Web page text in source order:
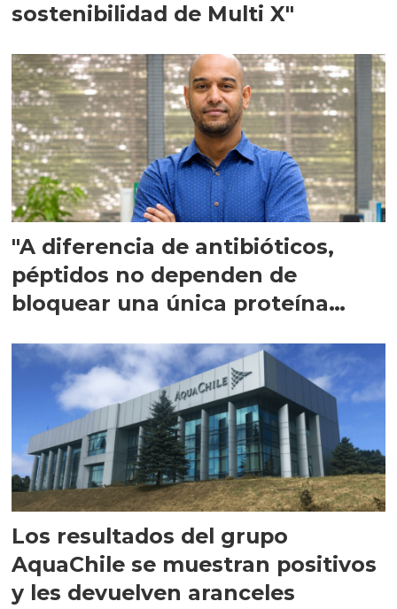
sostenibilidad de Multi X"
"A diferencia de antibióticos,
péptidos no dependen de
bloquear una única proteína
Los resultados del grupo
AquaChile se muestran positivos
y les devuelven aranceles